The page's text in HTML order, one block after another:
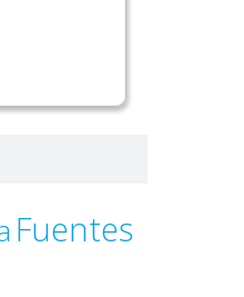
Fuentes